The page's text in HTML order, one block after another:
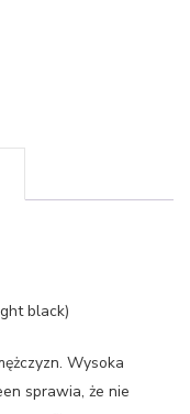
black)
Wysoka
sprawia, że nie